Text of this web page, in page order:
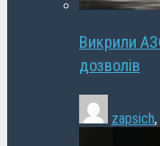
Викрили
дозволів
zapsich,